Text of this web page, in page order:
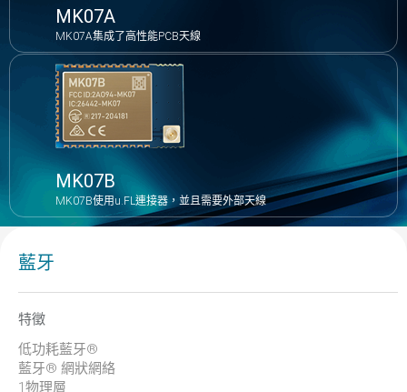
MK07A
MK07A集成了高性能PCB天線
MK07B
MK07B使用u.FL連接器，並且需要外部天線
藍牙
特徵
低功耗藍牙®
藍牙® 網狀網絡
1物理層